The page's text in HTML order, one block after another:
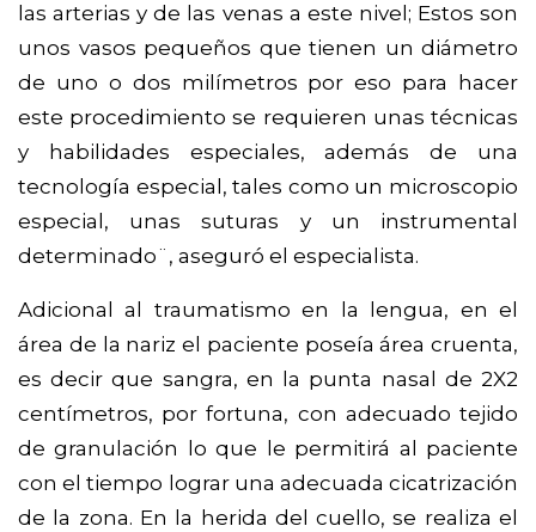
las arterias y de las venas a este nivel; Estos son
unos vasos pequeños que tienen un diámetro
de uno o dos milímetros por eso para hacer
este procedimiento se requieren unas técnicas
y habilidades especiales, además de una
tecnología especial, tales como un microscopio
especial, unas suturas y un instrumental
determinado¨, aseguró el especialista.
Adicional al traumatismo en la lengua, en el
área de la nariz el paciente poseía área cruenta,
es decir que sangra, en la punta nasal de 2X2
centímetros, por fortuna, con adecuado tejido
de granulación lo que le permitirá al paciente
con el tiempo lograr una adecuada cicatrización
de la zona. En la herida del cuello, se realiza el